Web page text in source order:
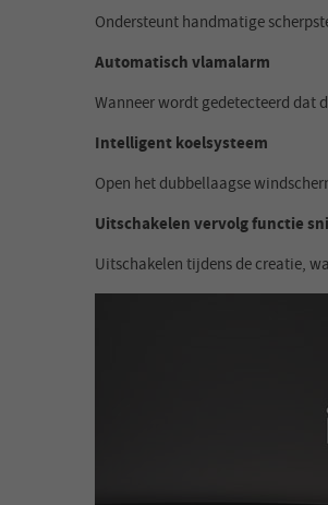
Ondersteunt handmatige
Automatisch vlamalarm
Wanneer wordt gedetecteerd dat
Intelligent koelsysteem
Open het dubbellaagse
Uitschakelen vervolg functie
Uitschakelen tijdens de creatie,